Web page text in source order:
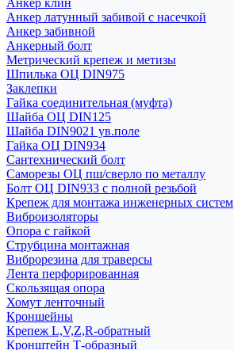
Анкер клин
Анкер латунный забивой с насечкой
Анкер забивной
Анкерный болт
Метрический крепеж и метизы
Шпилька ОЦ DIN975
Заклепки
Гайка соединительная (муфта)
Шайба ОЦ DIN125
Шайба DIN9021 ув.поле
Гайка ОЦ DIN934
Сантехнический болт
Саморезы ОЦ пш/сверло по металлу
Болт ОЦ DIN933 с полной резьбой
Крепеж для монтажа инженерных систем
Виброизоляторы
Опора с гайкой
Струбцина монтажная
Виброрезина для траверсы
Лента перфорированная
Скользящая опора
Хомут ленточный
Кроншейны
Крепеж L,V,Z,R-обратный
Кронштейн Т-образный